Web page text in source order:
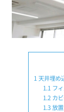
1 天井埋め
1.1 フ
1.2カビ
1.3放置